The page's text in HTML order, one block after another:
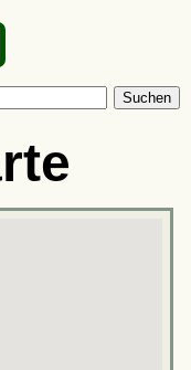
Suchen